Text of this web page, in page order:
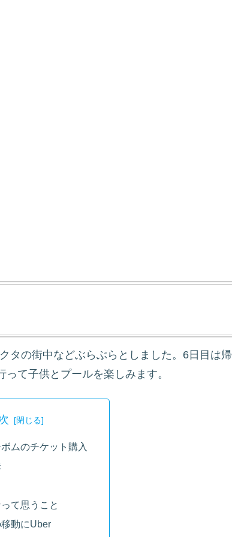
タの街中などぶらぶらとしました。6日目は帰
て子供とプールを楽しみます。
ムのチケット購入
て思うこと
動にUber